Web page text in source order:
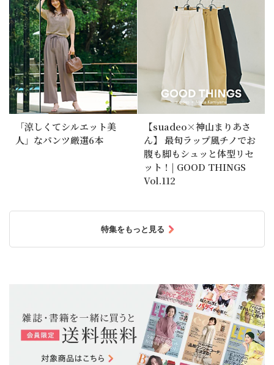
「涼しくてシルエット美
人」なパンツ厳選6本
【suadeo×神山まりあさ
ん】 最旬ラップ風チノでお
腹も脚もシュッと体型リセ
ット！| GOOD THINGS
Vol.112
特集をもっと見る